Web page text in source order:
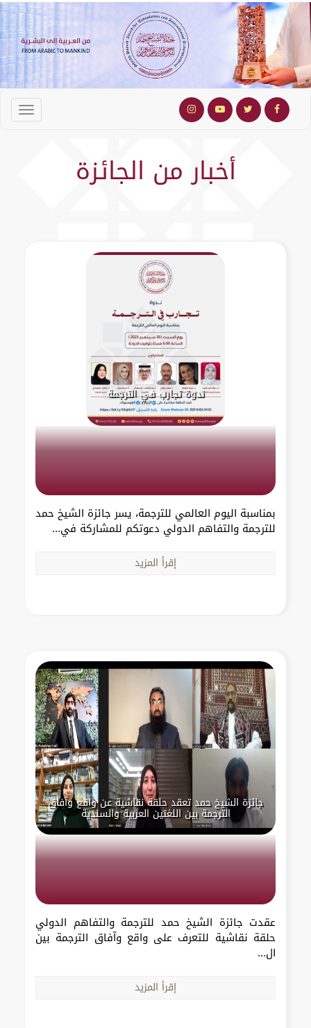
أخبار من الجائزة
ندوة تجارب في الترجمة
بمناسبة اليوم العالمي للترجمة، يسر جائزة الشيخ حمد
للترجمة والتفاهم الدولي دعوتكم للمشاركة في...
إقرأ المزيد
جائزة الشيخ حمد تعقد حلقة نقاشية عن واقع وآفاق
الترجمة بين اللغتين العربية والسندية
عقدت جائزة الشيخ حمد للترجمة والتفاهم الدولي
حلقة نقاشية للتعرف على واقع وآفاق الترجمة بين
ال...
إقرأ المزيد